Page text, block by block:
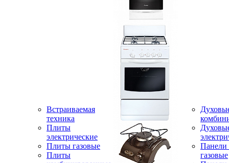
Встраиваемая
техника
Плиты
электрические
Плиты газовые
Плиты
Панели
газовые